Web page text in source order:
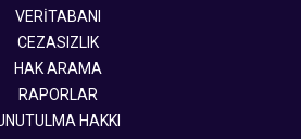
VERİTABANI
CEZASIZLIK
HAK ARAMA
RAPORLAR
HAKKI